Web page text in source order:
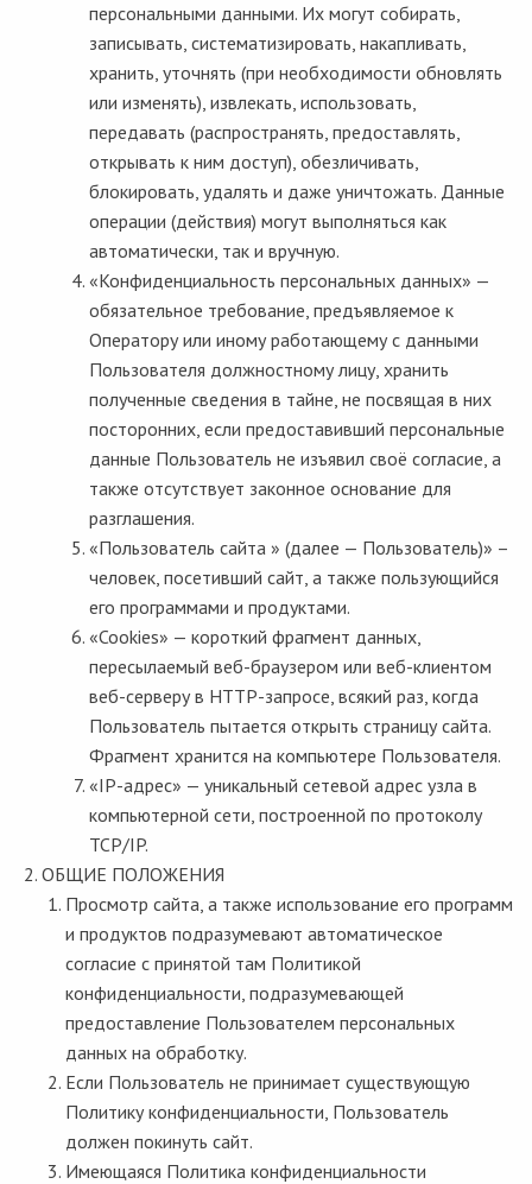
персональными данными. Их могут собирать,
записывать, систематизировать, накапливать,
хранить, уточнять (при необходимости обновлять
или изменять), извлекать, использовать,
передавать (распространять, предоставлять,
открывать к ним доступ), обезличивать,
блокировать, удалять и даже уничтожать. Данные
операции (действия) могут выполняться как
автоматически, так и вручную.
«Конфиденциальность персональных данных» —
обязательное требование, предъявляемое к
Оператору или иному работающему с данными
Пользователя должностному лицу, хранить
полученные сведения в тайне, не посвящая в них
посторонних, если предоставивший персональные
данные Пользователь не изъявил своё согласие, а
также отсутствует законное основание для
разглашения.
«Пользователь сайта » (далее — Пользователь)» –
человек, посетивший сайт, а также пользующийся
его программами и продуктами.
«Cookies» — короткий фрагмент данных,
пересылаемый веб-браузером или веб-клиентом
веб-серверу в HTTP-запросе, всякий раз, когда
Пользователь пытается открыть страницу сайта.
Фрагмент хранится на компьютере Пользователя.
«IP-адрес» — уникальный сетевой адрес узла в
компьютерной сети, построенной по протоколу
TCP/IP.
ОБЩИЕ ПОЛОЖЕНИЯ
Просмотр сайта, а также использование его программ
и продуктов подразумевают автоматическое
согласие с принятой там Политикой
конфиденциальности, подразумевающей
предоставление Пользователем персональных
данных на обработку.
Если Пользователь не принимает существующую
Политику конфиденциальности, Пользователь
должен покинуть сайт.
Имеющаяся Политика конфиденциальности